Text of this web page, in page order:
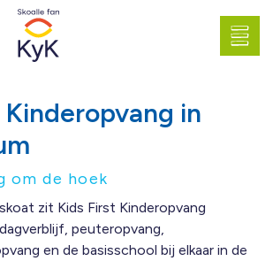
Kinderopvang in
om de hoek
zit Kids First Kinderopvang
peuteropvang,
en de basisschool bij elkaar in de